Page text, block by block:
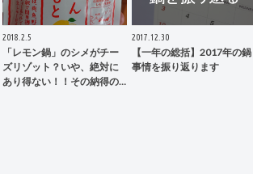
2018.2.5
「レモン鍋」のシメがチー
ズリゾット？いや、絶対に
あり得ない！！その納得の…
2017.12.30
【一年の総括】2017年の鍋
事情を振り返ります